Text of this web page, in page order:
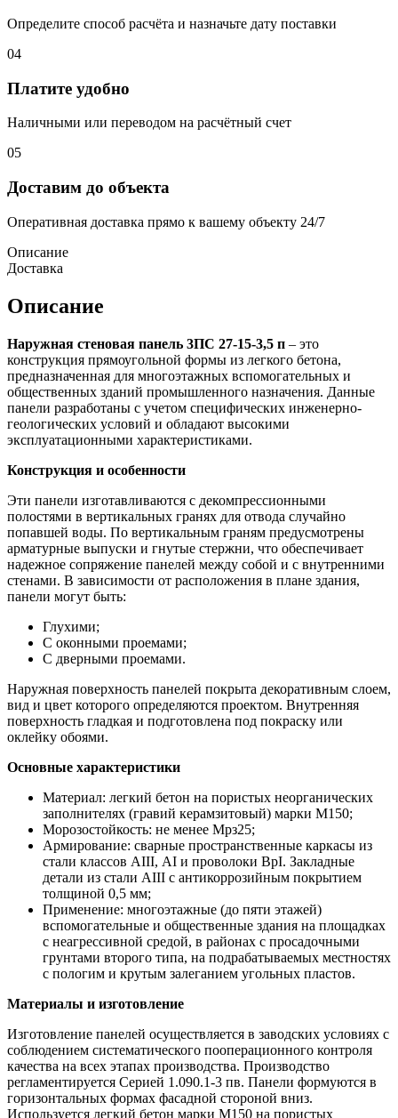
Определите способ расчёта и назначьте дату поставки
04
Платите удобно
Наличными или переводом на расчётный счет
05
Доставим до объекта
Оперативная доставка прямо к вашему объекту 24/7
Описание
Доставка
Описание
Наружная стеновая панель 3ПС 27-15-3,5 п – это
конструкция прямоугольной формы из легкого бетона,
предназначенная для многоэтажных вспомогательных и
общественных зданий промышленного назначения. Данные
панели разработаны с учетом специфических инженерно-
геологических условий и обладают высокими
эксплуатационными характеристиками.
Конструкция и особенности
Эти панели изготавливаются с декомпрессионными
полостями в вертикальных гранях для отвода случайно
попавшей воды. По вертикальным граням предусмотрены
арматурные выпуски и гнутые стержни, что обеспечивает
надежное сопряжение панелей между собой и с внутренними
стенами. В зависимости от расположения в плане здания,
панели могут быть:
Глухими;
С оконными проемами;
С дверными проемами.
Наружная поверхность панелей покрыта декоративным слоем,
вид и цвет которого определяются проектом. Внутренняя
поверхность гладкая и подготовлена под покраску или
оклейку обоями.
Основные характеристики
Материал: легкий бетон на пористых неорганических
заполнителях (гравий керамзитовый) марки М150;
Морозостойкость: не менее Мрз25;
Армирование: сварные пространственные каркасы из
стали классов АIII, АI и проволоки ВрI. Закладные
детали из стали АIII с антикоррозийным покрытием
толщиной 0,5 мм;
Применение: многоэтажные (до пяти этажей)
вспомогательные и общественные здания на площадках
с неагрессивной средой, в районах с просадочными
грунтами второго типа, на подрабатываемых местностях
с пологим и крутым залеганием угольных пластов.
Материалы и изготовление
Изготовление панелей осуществляется в заводских условиях с
соблюдением систематического пооперационного контроля
качества на всех этапах производства. Производство
регламентируется Серией 1.090.1-3 пв. Панели формуются в
горизонтальных формах фасадной стороной вниз.
Используется легкий бетон марки М150 на пористых